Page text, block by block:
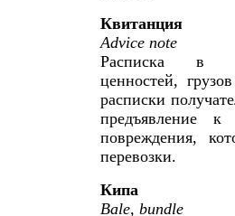
Квитанция
Advice note
Расписка в
ценностей,
расписки
предъявление к
повреждения,
перевозки.
Кипа
Bale, bundle